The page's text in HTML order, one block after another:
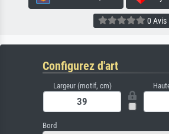
0 Avis
Configurez d'art
Largeur (motif, cm)
Bord